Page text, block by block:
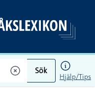
Sök
Hjälp/Tips